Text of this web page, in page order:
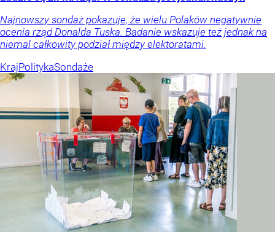
Najnowszy sondaż pokazuje, że wielu Polaków negatywnie
ocenia rząd Donalda Tuska. Badanie wskazuje też jednak na
niemal całkowity podział między elektoratami.
KrajPolitykaSondaże